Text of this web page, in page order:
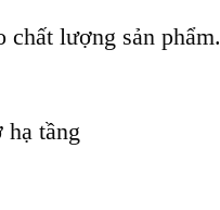
chất lượng sản phẩm.
hạ tầng